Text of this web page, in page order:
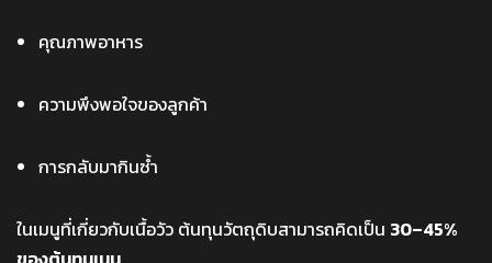
คุณภาพอาหาร
ความพึงพอใจของลูกค้า
การกลับมากินซ้ำ
ในเมนูที่เกี่ยวกับเนื้อวัว ต้นทุนวัตถุดิบสามารถคิดเป็น 30–45%